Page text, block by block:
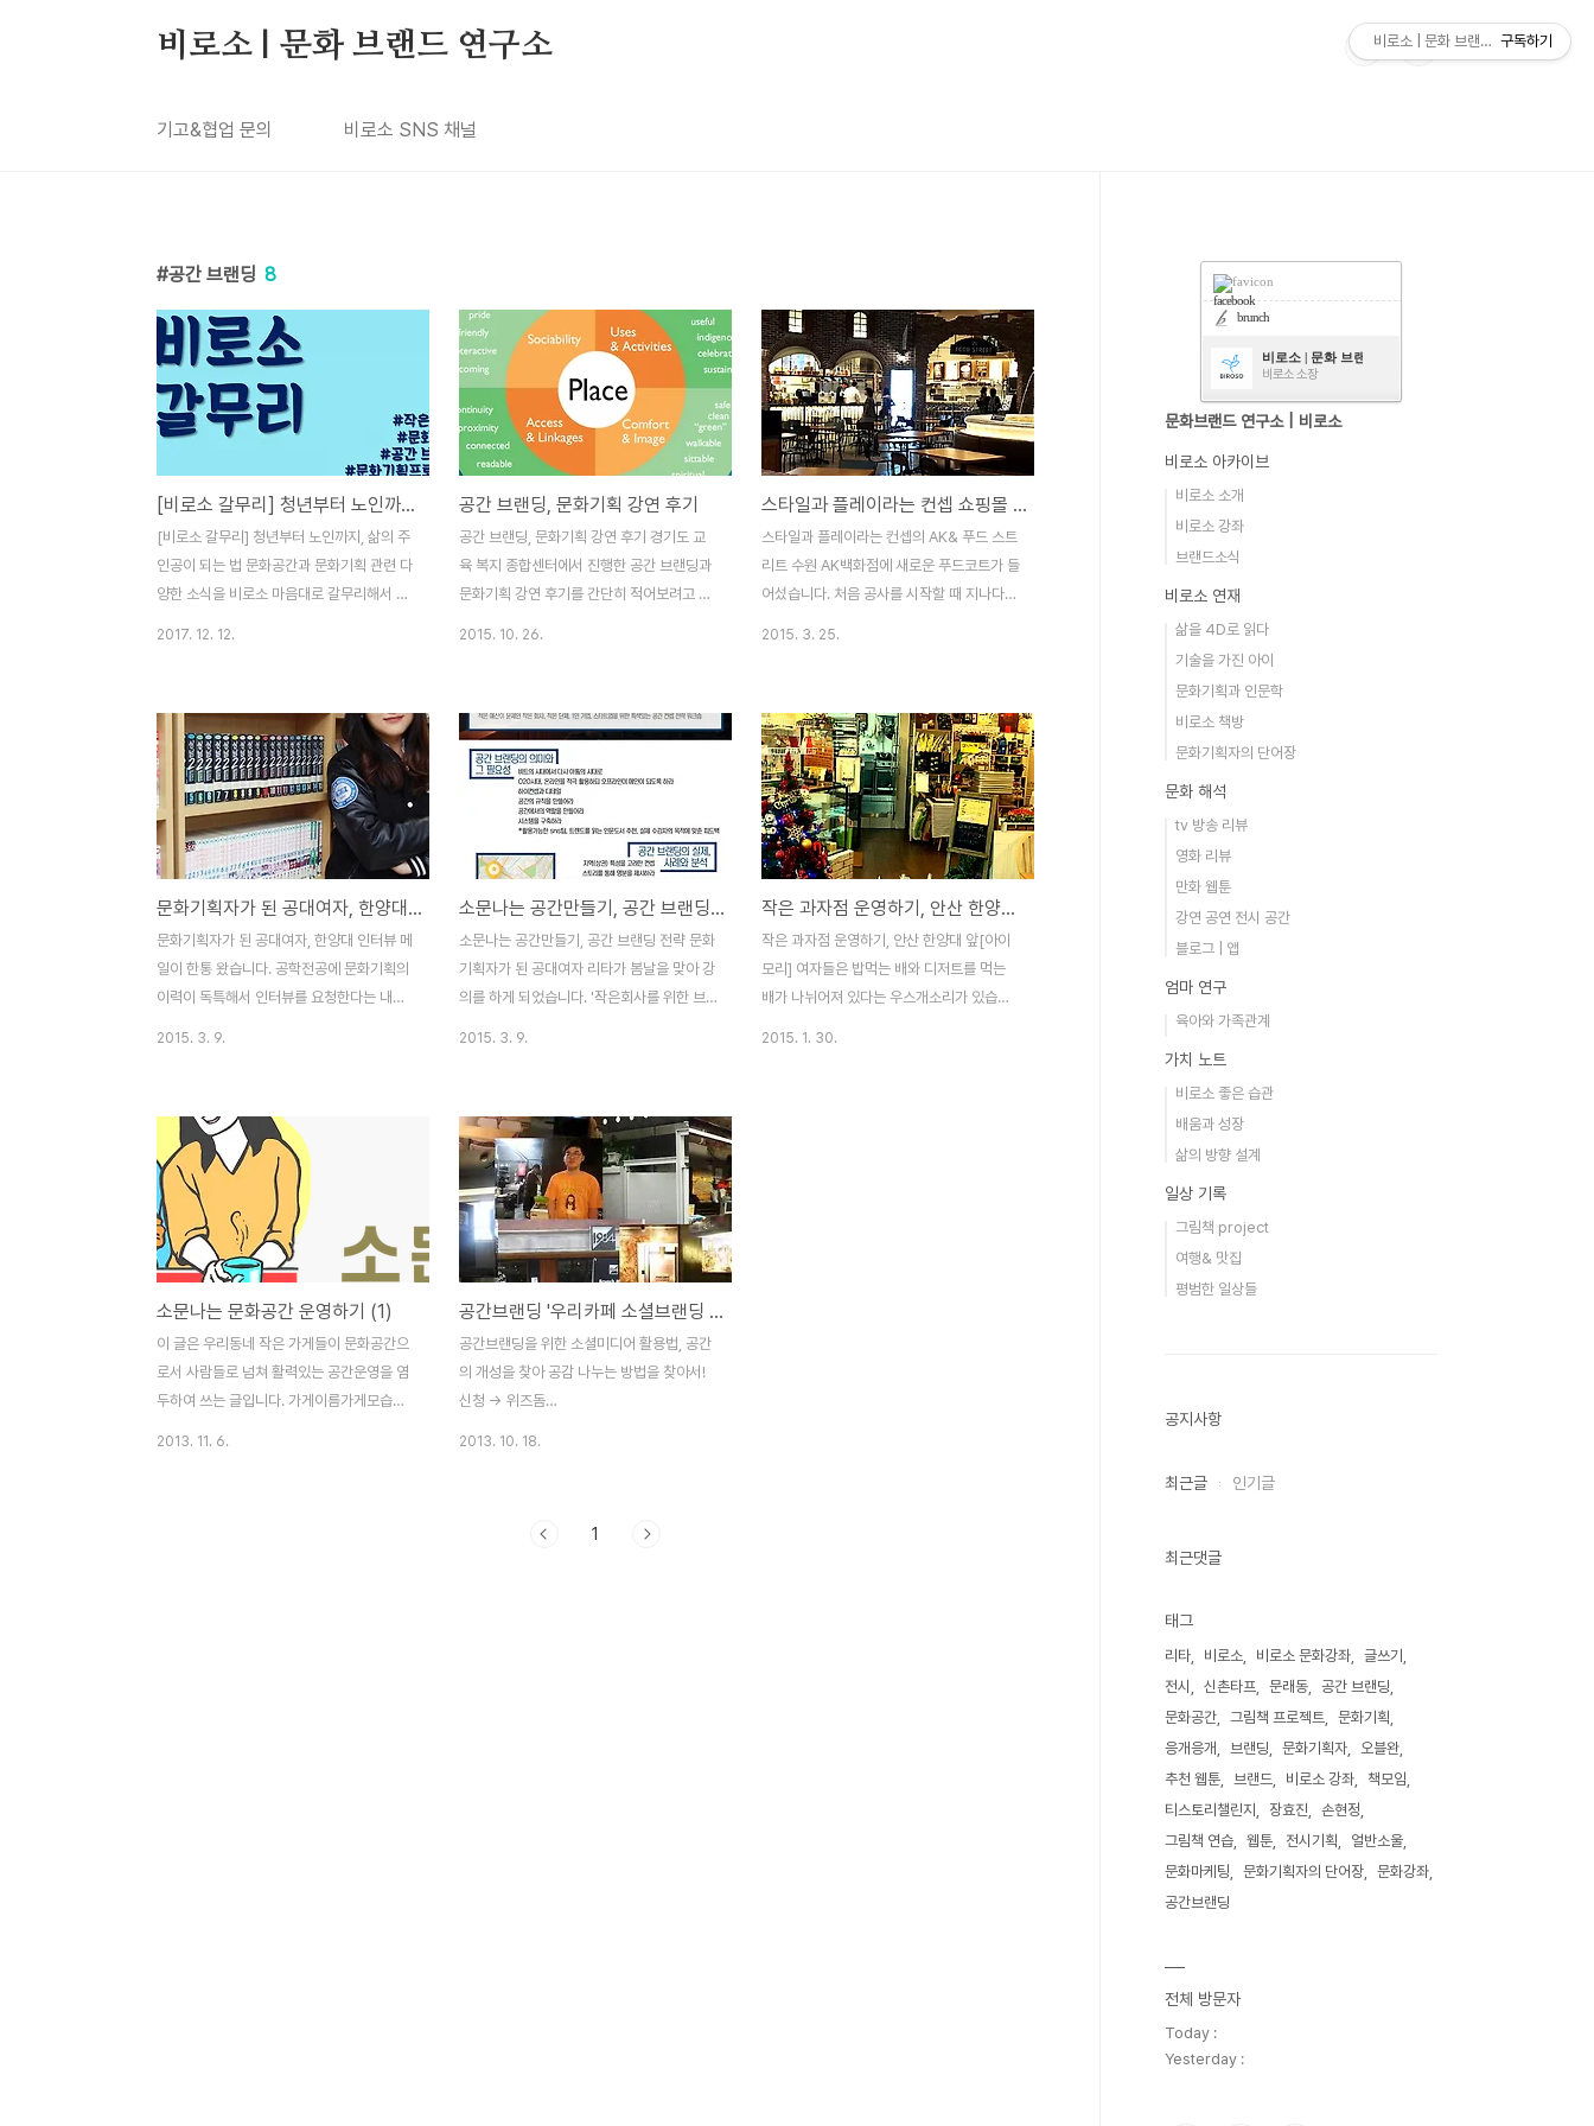
비로소 | 문화 브랜드 연구소
기고&협업 문의 비로소 SNS 채널
공간 브랜딩 8
[비로소 갈무리] 청년부터 노인까지, 삶의 주인공이 되는 법
[비로소 갈무리] 청년부터 노인까지, 삶의 주
인공이 되는 법 문화공간과 문화기획 관련 다
양한 소식을 비로소 마음대로 갈무리해서 전
를 역시 다양한 방법으로 공유하고자 합니다.
좋은 공간과 멋진 사람 이야기를 접하다 보면
내 공간이 가져야 할 모습이 어떤 모습일지,
내가 만들어 가는 기획의 방향이 맞는 것인지
조금은 비교해보고 개선해보고 혹은 위안삼
거나 할 수 있지 않을까요. 이번주 들고 온 이
야기는 19금 소재를 예술로 접근하는 젊은
기획자들의 이야기부터 노인들의 삶을 경청
하는 프로젝트까지 다양한 스펙트럼을 가집
니다. 그들의 이야기를 담..
2017. 12. 12.
공간 브랜딩, 문화기획 강연 후기
공간 브랜딩, 문화기획 강연 후기 경기도 교
육 복지 종합센터에서 진행한 공간 브랜딩과
문화기획 강연 후기를 간단히 적어보려고 합
리타가 나온 모교의 선생님도 자리하셨을까
하고 기대하면서 편안한 분위기에서 강의가
진행되었습니다. 아무래도 학교의 행정을 담
당하는 중요한 자리에 계신 분들이라서 실제
사례에 대한 설명을 할 때 관심을 많이 기울
여 주셨습니다. 점점 학교가 마을교육의 공동
체로 자리매김하려는 시도를 하고 있습니다.
예전보다 학생들의 숫자가 감소하여 유휴 공
간이 늘어난 데다가 창의적이고 미래 비전을
가질 수 있는 활동에 많은 관심을 ..
2015. 10. 26.
스타일과 플레이라는 컨셉 쇼핑몰 AK&, 푸드 스트리트
스타일과 플레이라는 컨셉의 AK& 푸드 스트
리트 수원 AK백화점에 새로운 푸드코트가 들
어섰습니다. 처음 공사를 시작할 때 지나다니
목시켜 놓은 듯합니다. 백화점입장에서는 레
스토랑을 운영하지 않고 멋진 컨셉의 공간을
만들어 두고 입점 시키는 전략으로 수익을 내
는 것일테고 업체들은 방해받지 않는 널찍한
공간을 선호하는 소비자들의 구미를 맞추는
독특한 공간을 쉐어하여 모객과 인테리어의
부담을 나눌 수 있다는 점에서 매력적일 듯
합니다. 물론 이 공간의 컨셉이라는 것이 얼
마나 소비자들에게 어필 할 수 있는가는 각
매장의 음식 퀄리티도 그렇고 음식을 ..
2015. 3. 25.
문화기획자가 된 공대여자, 한양대 인터뷰
문화기획자가 된 공대여자, 한양대 인터뷰 메
일이 한통 왔습니다. 공학전공에 문화기획의
이력이 독특해서 인터뷰를 요청한다는 내용
록 열심히 살아야겠다는 생각을 했습니다. 바
야흐로 융합이 대세다. 우리대학 유영만 교수
(사범대·교육공학)는 저서 ‘브리꼴뢰르’를 통
해 “오늘 날은 전문가(specialist)보다 새로
운 판세를 펼치는 전인(wholeman)을 요구
하는 시대”라고 말했다. 유 교수는 젊은 시절
공고를 졸업하고 용접공으로 일했던 특이한
이력을 가지고 있다. 유 교수만큼이나 특이한
이력을 가진 ‘융합형 인재’, 공대출신 문화기
획자 장효진..
2015. 3. 9.
소문나는 공간만들기, 공간 브랜딩 전략
소문나는 공간만들기, 공간 브랜딩 전략 문화
기획자가 된 공대여자 리타가 봄날을 맞아 강
의를 하게 되었습니다. '작은회사를 위한 브
스로도 기대가 됩니다. 은 전시, 파티, 북토크,
워크샵, 상영회 등에 대한 경험을 나눌 수 있
는 시간이 될 것입니다. 공간이 장소가 되기
위해서는 나름의 개성을 가지고 있어야 하며
공간을 이용하는 사람들과 교감할 수 있어야
합니다. 작은 공간을 활용하여 생명력이 넘치
는 공간으로 만들어 보면 좋겠습니다. 4월 8
일과 9일, 이틀에 걸쳐서 수원평생학습관에
서 두시간씩 '공간 브랜딩의 의미와 그 필요
성','공간 브랜..
2015. 3. 9.
작은 과자점 운영하기, 안산 한양대 앞[아이모리]
작은 과자점 운영하기, 안산 한양대 앞[아이
모리] 여자들은 밥먹는 배와 디저트를 먹는
배가 나뉘어져 있다는 우스개소리가 있습니
2015. 1. 30.
소문나는 문화공간 운영하기 (1)
이 글은 우리동네 작은 가게들이 문화공간으
로서 사람들로 넘쳐 활력있는 공간운영을 염
두하여 쓰는 글입니다. 가게이름가게모습가
2013. 11. 6.
공간브랜딩 '우리카페 소셜브랜딩 시작하기'
공간브랜딩을 위한 소셜미디어 활용법, 공간
의 개성을 찾아 공감 나누는 방법을 찾아서!
신청 -> 위즈돔
요!' '비가 그치고 나니 우산을 두고 가신 손님
2013. 10. 18.
1
facebook
brunch
비로소 | 문화 브랜드 연구소
비로소 소장
문화브랜드 연구소 | 비로소
비로소 아카이브
비로소 소개
비로소 강좌
브랜드소식
비로소 연재
삶을 4D로 읽다
기술을 가진 아이
문화기획과 인문학
비로소 책방
문화기획자의 단어장
문화 해석
tv 방송 리뷰
영화 리뷰
만화 웹툰
강연 공연 전시 공간
블로그 | 앱
엄마 연구
육아와 가족관계
가치 노트
비로소 좋은 습관
배움과 성장
삶의 방향 설계
일상 기록
그림책 project
여행& 맛집
평범한 일상들
공지사항
최근글 인기글
최근댓글
태그
리타 비로소 비로소 문화강좌
글쓰기
전시
신촌타프 문래동
공간 브랜딩
문화공간
그림책 프로젝트
문화기획
응개응개
브랜딩 문화기획자
오블완
추천 웹툰
브랜드 비로소 강좌
책모임
티스토리챌린지
장효진
손현정
그림책 연습
웹툰 전시기획
얼반소울
문화마케팅
문화기획자의 단어장
문화강좌
공간브랜딩
전체 방문자
Today :
Yesterday :
비로소 | 문화 브랜드 연구소
구독하기